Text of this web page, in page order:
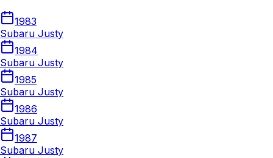
1983
Subaru Justy
1984
Subaru Justy
1985
Subaru Justy
1986
Subaru Justy
1987
Subaru Justy